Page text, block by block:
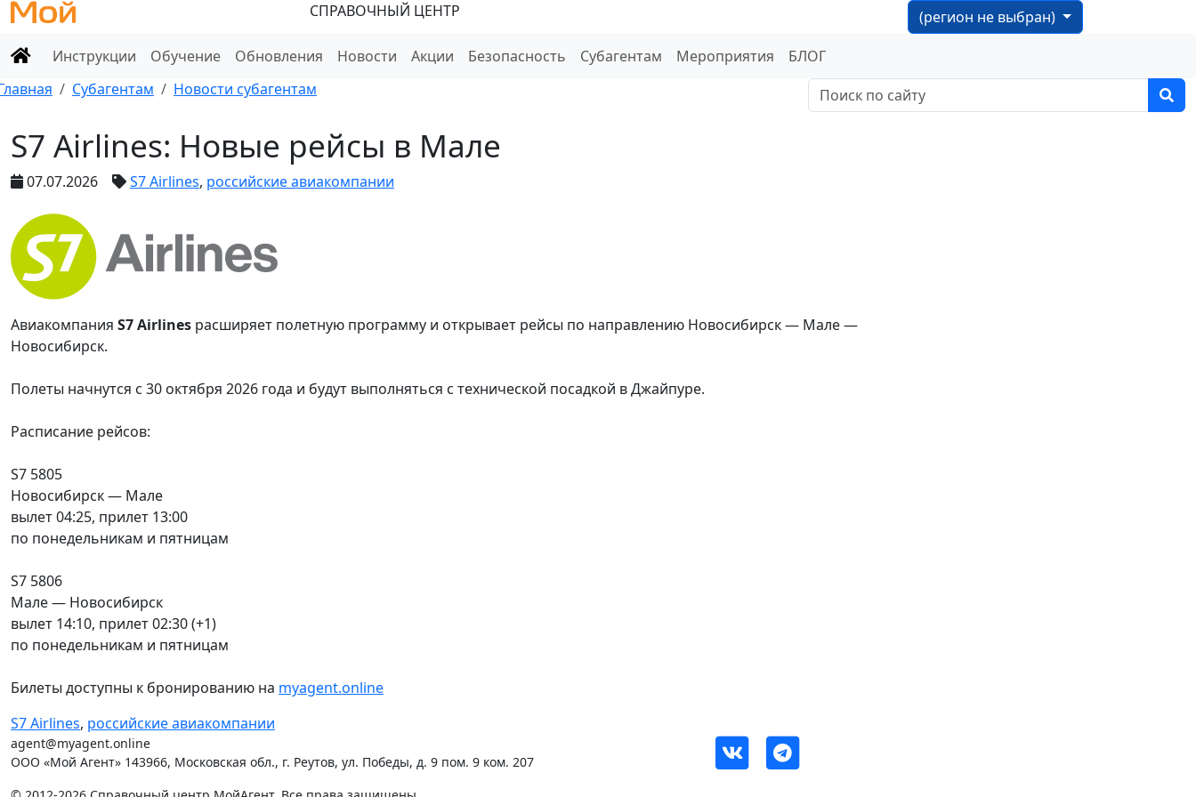
СПРАВОЧНЫЙ ЦЕНТР
(регион не выбран)
Инструкции
Обучение Обновления Новости Акции Безопасность Субагентам Мероприятия
БЛОГ
Субагентам Новости субагентам
S7 Airlines: Новые рейсы в Мале
07.07.2026 S7 Airlines, российские авиакомпании
Авиакомпания S7 Airlines расширяет полетную программу и открывает рейсы по направлению Новосибирск — Мале —
Новосибирск.
Полеты начнутся с 30 октября 2026 года и будут выполняться с технической посадкой в Джайпуре.
Расписание рейсов:
S7 5805
Новосибирск — Мале
вылет 04:25, прилет 13:00
по понедельникам и пятницам
S7 5806
Мале — Новосибирск
вылет 14:10, прилет 02:30 (+1)
по понедельникам и пятницам
Билеты доступны к бронированию на myagent.online
S7 Airlines, российские авиакомпании
agent@myagent.online
ООО «Мой Агент» 143966, Московская обл., г. Реутов, ул. Победы, д. 9 пом. 9 ком. 207